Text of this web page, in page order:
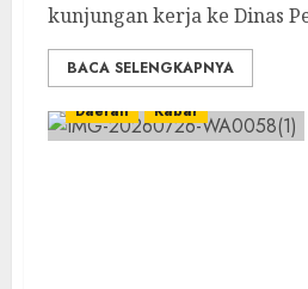
kunjungan kerja ke Dinas
BACA SELENGKAPNYA
Daerah
Kabar